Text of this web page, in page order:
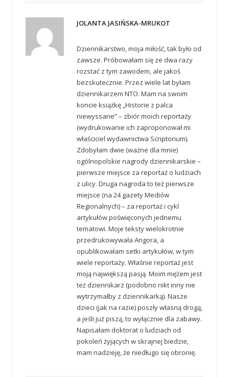
JOLANTA JASIŃSKA-MRUKOT
Dziennikarstwo, moja miłość, tak było od
zawsze. Próbowałam się ze dwa razy
rozstać z tym zawodem, ale jakoś
bezskutecznie. Przez wiele lat byłam
dziennikarzem NTO. Mam na swoim
koncie książkę „Historie z palca
niewyssane” – zbiór moich reportaży
(wydrukowanie ich zaproponował mi
właściciel wydawnictwa Scriptorium).
Zdobyłam dwie (ważne dla mnie)
ogólnopolskie nagrody dziennikarskie –
pierwsze miejsce za reportaż o ludziach
z ulicy. Druga nagroda to też pierwsze
miejsce (na 24 gazety Mediów
Regionalnych) – za reportaż i cykl
artykułów poświęconych jednemu
tematowi. Moje teksty wielokrotnie
przedrukowywała Angora, a
opublikowałam setki artykułów, w tym
wiele reportaży. Właśnie reportaż jest
moją największą pasją. Moim mężem jest
też dziennikarz (podobno nikt inny nie
wytrzymałby z dziennikarką). Nasze
dzieci (jak na razie) poszły własną drogą,
a jeśli już piszą, to wyłącznie dla zabawy.
Napisałam doktorat o ludziach od
pokoleń żyjących w skrajnej biedzie,
mam nadzieję, że niedługo się obronię.